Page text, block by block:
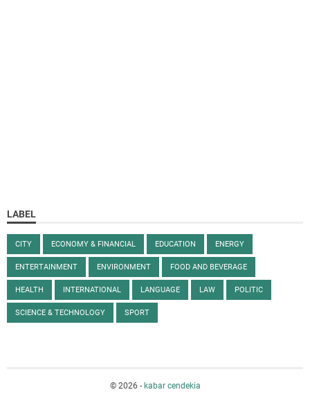
LABEL
CITY ECONOMY & FINANCIAL EDUCATION ENERGY
ENTERTAINMENT ENVIRONMENT FOOD AND BEVERAGE
HEALTH INTERNATIONAL LANGUAGE LAW POLITIC
SCIENCE & TECHNOLOGY SPORT
© 2026 - kabar cendekia